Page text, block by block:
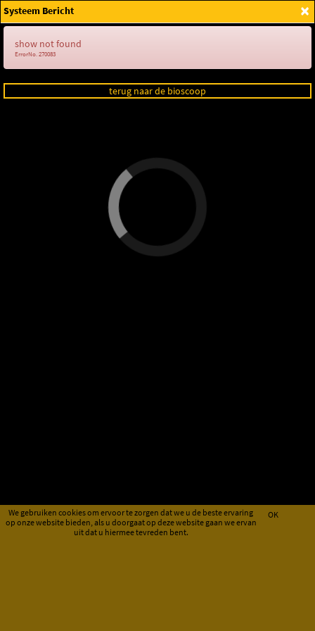
Login
We gebruiken cookies om ervoor te zorgen dat we u de beste ervaring
op onze website bieden, als u doorgaat op deze website gaan we ervan
uit dat u hiermee tevreden bent.
OK
×
Systeem Bericht
show not found
ErrorNo. 270083
terug naar de bioscoop